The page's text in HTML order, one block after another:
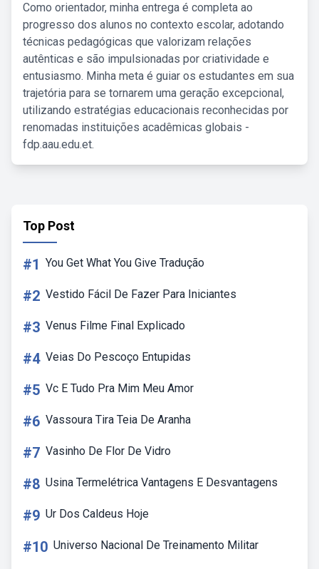
Como orientador, minha entrega é completa ao
progresso dos alunos no contexto escolar, adotando
técnicas pedagógicas que valorizam relações
autênticas e são impulsionadas por criatividade e
entusiasmo. Minha meta é guiar os estudantes em sua
trajetória para se tornarem uma geração excepcional,
utilizando estratégias educacionais reconhecidas por
renomadas instituições acadêmicas globais -
fdp.aau.edu.et.
Top Post
#1 You Get What You Give Tradução
#2 Vestido Fácil De Fazer Para Iniciantes
#3 Venus Filme Final Explicado
#4 Veias Do Pescoço Entupidas
#5 Vc E Tudo Pra Mim Meu Amor
#6 Vassoura Tira Teia De Aranha
#7 Vasinho De Flor De Vidro
#8 Usina Termelétrica Vantagens E Desvantagens
#9 Ur Dos Caldeus Hoje
#10 Universo Nacional De Treinamento Militar